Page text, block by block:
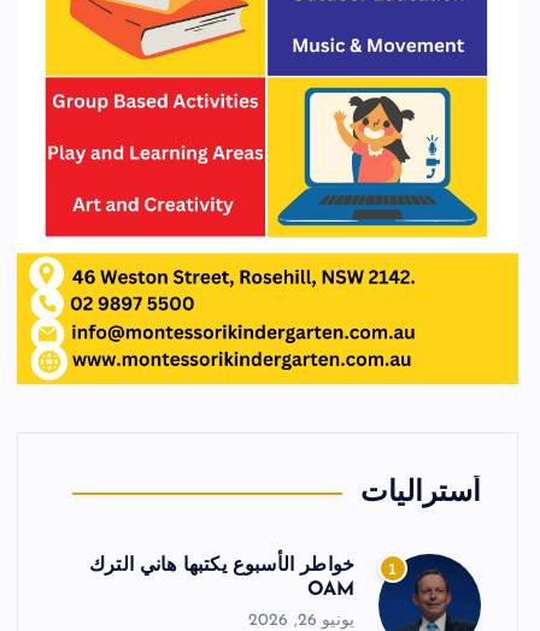
أستراليات
1
خواطر الأسبوع يكتبها هاني الترك
OAM
يونيو 26, 2026